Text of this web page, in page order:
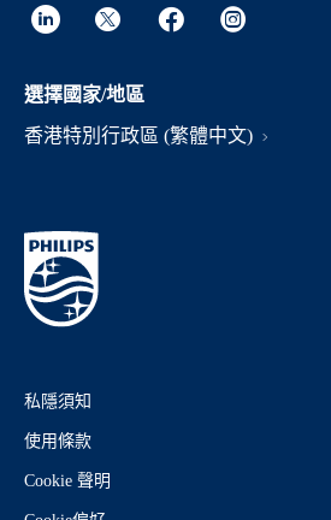
選擇國家/地區
香港特別行政區 (繁體中文)
私隱須知
使用條款
Cookie 聲明